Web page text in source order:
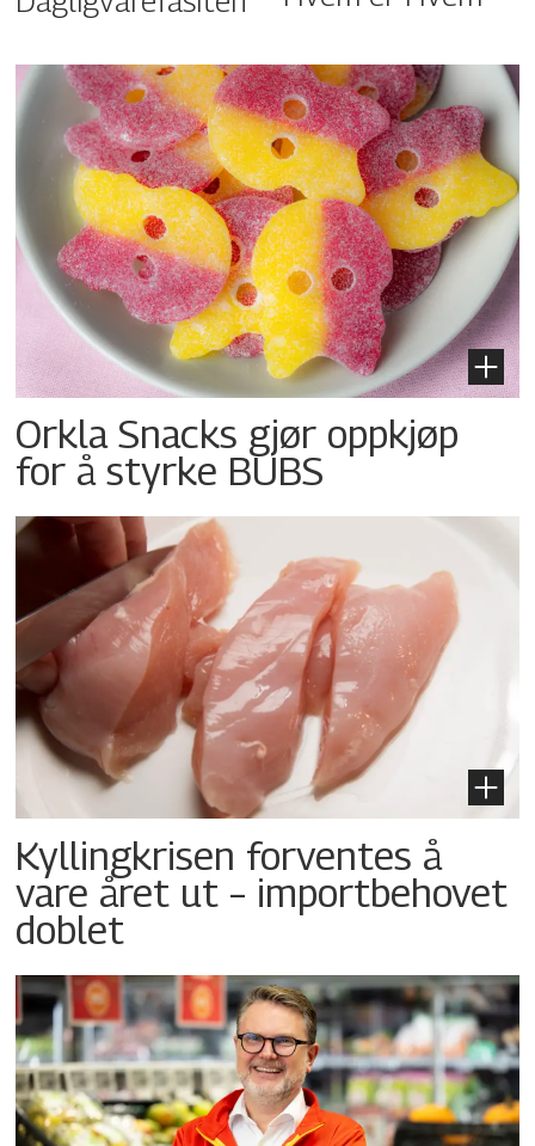
Orkla Snacks gjør oppkjøp
for å styrke BUBS
Kyllingkrisen forventes å
vare året ut – importbehovet
doblet